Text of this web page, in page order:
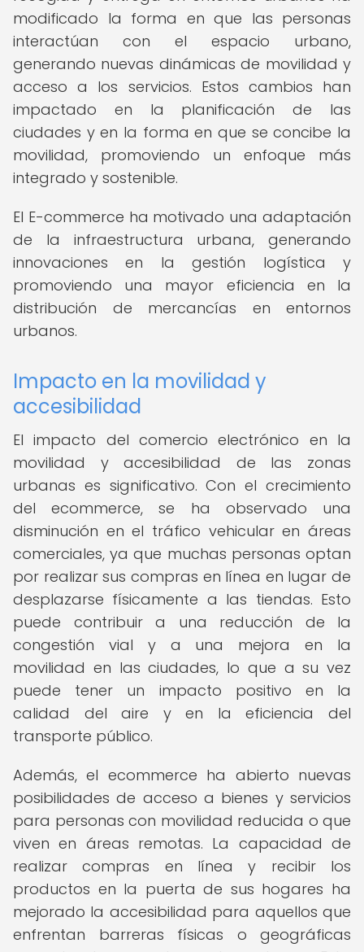
modificado la forma en que las personas
interactúan con el espacio urbano,
generando nuevas dinámicas de movilidad y
acceso a los servicios. Estos cambios han
impactado en la planificación de las
ciudades y en la forma en que se concibe la
movilidad, promoviendo un enfoque más
integrado y sostenible.
El E-commerce ha motivado una adaptación
de la infraestructura urbana, generando
innovaciones en la gestión logística y
promoviendo una mayor eficiencia en la
distribución de mercancías en entornos
urbanos.
Impacto en la movilidad y
accesibilidad
El impacto del comercio electrónico en la
movilidad y accesibilidad de las zonas
urbanas es significativo. Con el crecimiento
del ecommerce, se ha observado una
disminución en el tráfico vehicular en áreas
comerciales, ya que muchas personas optan
por realizar sus compras en línea en lugar de
desplazarse físicamente a las tiendas. Esto
puede contribuir a una reducción de la
congestión vial y a una mejora en la
movilidad en las ciudades, lo que a su vez
puede tener un impacto positivo en la
calidad del aire y en la eficiencia del
transporte público.
Además, el ecommerce ha abierto nuevas
posibilidades de acceso a bienes y servicios
para personas con movilidad reducida o que
viven en áreas remotas. La capacidad de
realizar compras en línea y recibir los
productos en la puerta de sus hogares ha
mejorado la accesibilidad para aquellos que
enfrentan barreras físicas o geográficas